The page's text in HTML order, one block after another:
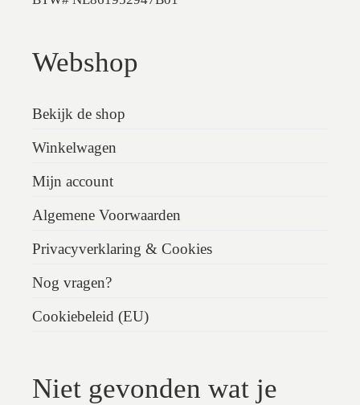
Webshop
Bekijk de shop
Winkelwagen
Mijn account
Algemene Voorwaarden
Privacyverklaring & Cookies
Nog vragen?
Cookiebeleid (EU)
Niet gevonden wat je